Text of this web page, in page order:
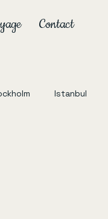
Contact
Istanbul